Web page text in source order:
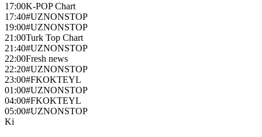
17:00K-POP Chart
17:40#UZNONSTOP
19:00#UZNONSTOP
21:00Turk Top Chart
21:40#UZNONSTOP
22:00Fresh news
22:20#UZNONSTOP
23:00#FKOKTEYL
01:00#UZNONSTOP
04:00#FKOKTEYL
05:00#UZNONSTOP
Ki